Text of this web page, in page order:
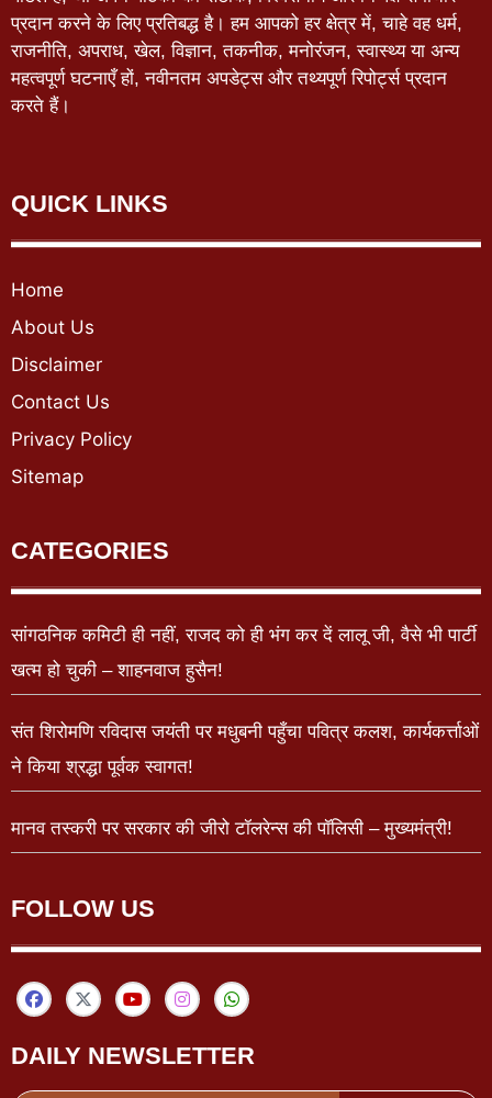
प्रदान करने के लिए प्रतिबद्ध है। हम आपको हर क्षेत्र में, चाहे वह धर्म,
राजनीति, अपराध, खेल, विज्ञान, तकनीक, मनोरंजन, स्वास्थ्य या अन्य
महत्वपूर्ण घटनाएँ हों, नवीनतम अपडेट्स और तथ्यपूर्ण रिपोर्ट्स प्रदान
करते हैं।
QUICK LINKS
Home
About Us
Disclaimer
Contact Us
Privacy Policy
Sitemap
CATEGORIES
सांगठनिक कमिटी ही नहीं, राजद को ही भंग कर दें लालू जी, वैसे भी पार्टी
खत्म हो चुकी – शाहनवाज हुसैन!
संत शिरोमणि रविदास जयंती पर मधुबनी पहुँचा पवित्र कलश, कार्यकर्त्ताओं
ने किया श्रद्धा पूर्वक स्वागत!
मानव तस्करी पर सरकार की जीरो टॉलरेन्स की पॉलिसी – मुख्यमंत्री!
FOLLOW US
DAILY NEWSLETTER